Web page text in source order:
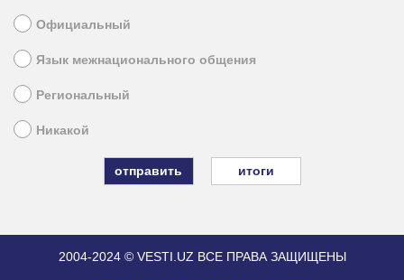
Официальный
Язык межнационального общения
Региональный
Никакой
итоги
2004-2024 © VESTI.UZ ВСЕ ПРАВА ЗАЩИЩЕНЫ